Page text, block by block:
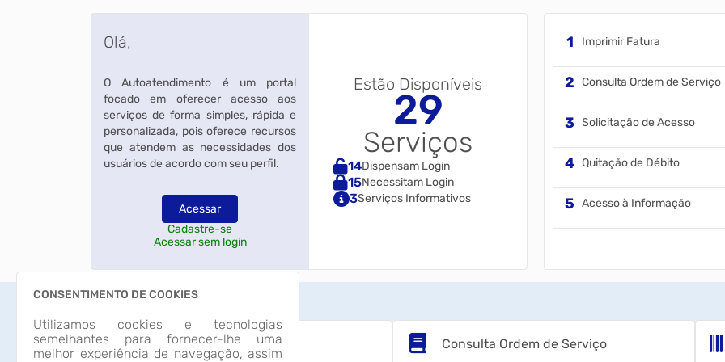
Olá,
O Autoatendimento é um portal
focado em oferecer acesso aos
serviços de forma simples, rápida e
personalizada, pois oferece recursos
que atendem as necessidades dos
usuários de acordo com seu perfil.
Acessar
Cadastre-se
Acessar sem login
Estão Disponíveis
29
Serviços
14Dispensam Login
15Necessitam Login
3Serviços Informativos
Imprimir Fatura
Consulta Ordem de Serviço
Solicitação de Acesso
Quitação de Débito
Acesso à Informação
Acesso à Informação Consulta Ordem de Serviço
CONSENTIMENTO DE COOKIES
Utilizamos cookies e tecnologias
semelhantes para fornecer-lhe uma
melhor experiência de navegação, assim